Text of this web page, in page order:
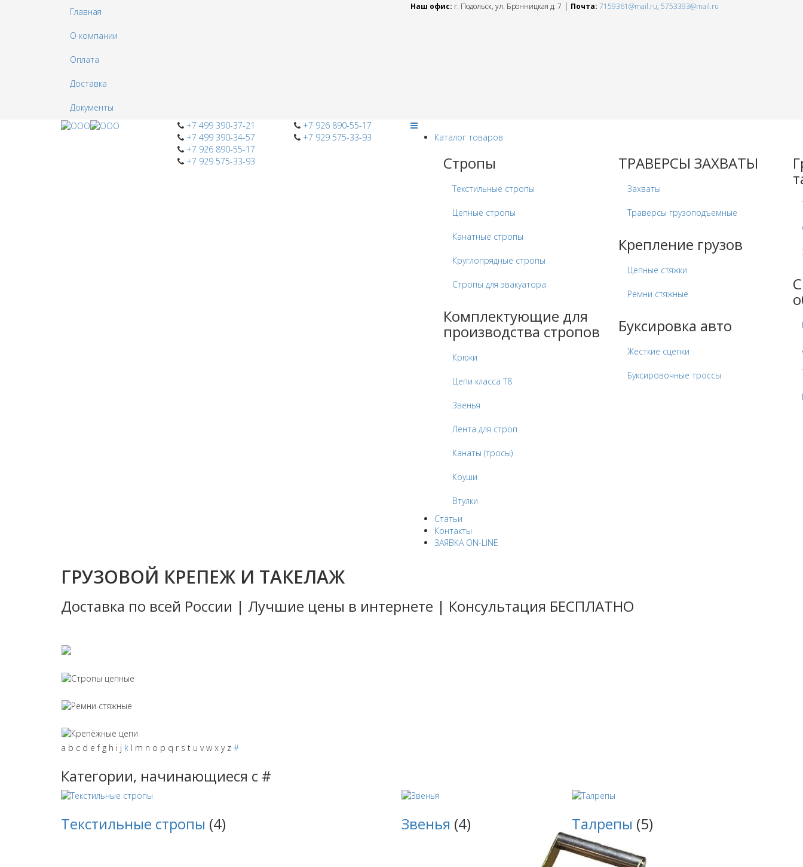
Главная
О компании
Оплата
Доставка
Документы
Наш офис: г. Подольск, ул. Бронницкая д. 7 | Почта: 7159361@mail.ru, 5753393@mail.ru
+7 499 390-37-21
+7 499 390-34-57
+7 926 890-55-17
+7 929 575-33-93
+7 926 890-55-17
+7 929 575-33-93
Каталог товаров
Стропы
Текстильные стропы
Цепные стропы
Канатные стропы
Круглопрядные стропы
Стропы для эвакуатора
Комплектующие для
производства стропов
Крюки
Цепи класса Т8
Звенья
Лента для строп
Канаты (тросы)
Коуши
Втулки
ТРАВЕРСЫ ЗАХВАТЫ
Захваты
Траверсы грузоподъемные
Крепление грузов
Цепные стяжки
Ремни стяжные
Буксировка авто
Жесткие сцепки
Буксировочные троссы
Статьи
Контакты
ЗАЯВКА ON-LINE
ГРУЗОВОЙ КРЕПЕЖ И ТАКЕЛАЖ
Доставка по всей России | Лучшие цены в интернете | Консультация БЕСПЛАТНО
a b c d e f g h i j k l m n o p q r s t u v w x y z #
Категории, начинающиеся с #
Текстильные стропы (4) Звенья (4) Талрепы (5)